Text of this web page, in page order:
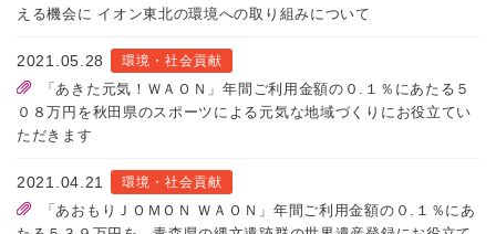
える機会に イオン東北の環境への取り組みについて
2021.05.28 環境・社会貢献
「あきた元気！ＷＡＯＮ」年間ご利用金額の０.１％にあたる５
０８万円を秋田県のスポーツによる元気な地域づくりにお役立てい
ただきます
2021.04.21 環境・社会貢献
「あおもりＪＯＭＯＮ ＷＡＯＮ」年間ご利用金額の０.１％にあ